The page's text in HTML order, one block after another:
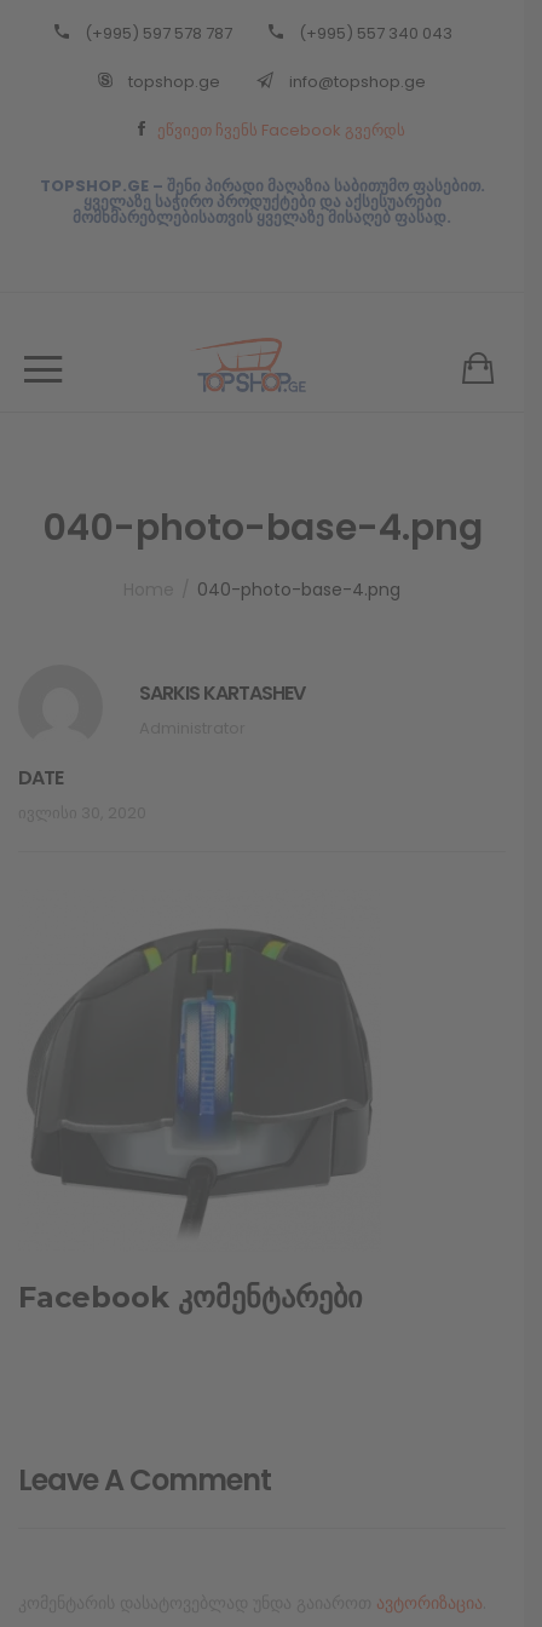
(+995) 597 578 787 (+995) 557 340 043
topshop.ge info@topshop.ge
ეწვიეთ ჩვენს Facebook გვერდს
TOPSHOP.GE – შენი პირადი მაღაზია საბითუმო ფასებით.
ყველაზე საჭირო პროდუქტები და აქსესუარები
მომხმარებლებისათვის ყველაზე მისაღებ ფასად.
040-photo-base-4.png
040-photo-base-4.png
SARKIS KARTASHEV
DATE
Facebook კომენტარები
Leave A Comment
ავტორიზაცია
Back